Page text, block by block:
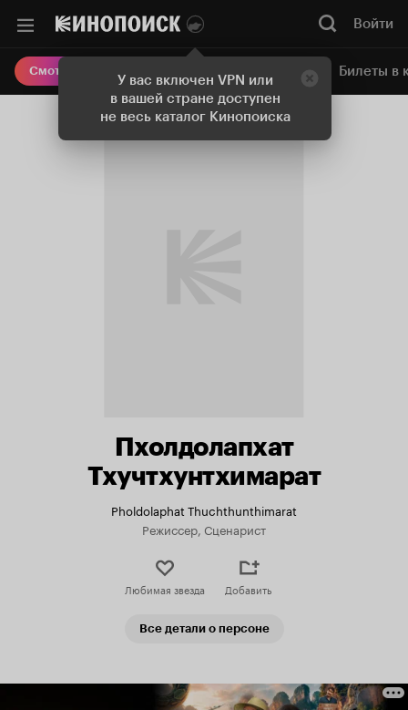
У вас включен VPN или
в вашей стране доступен
не весь каталог Кинопоиска
Войти
Смотреть кино Онлайн-кинотеатр Билеты в
Пхолдолапхат
Тхучтхунтхимарат
Pholdolaphat Thuchthunthimarat
Режиссер, Сценарист
Любимая звезда Добавить
Все детали о персоне